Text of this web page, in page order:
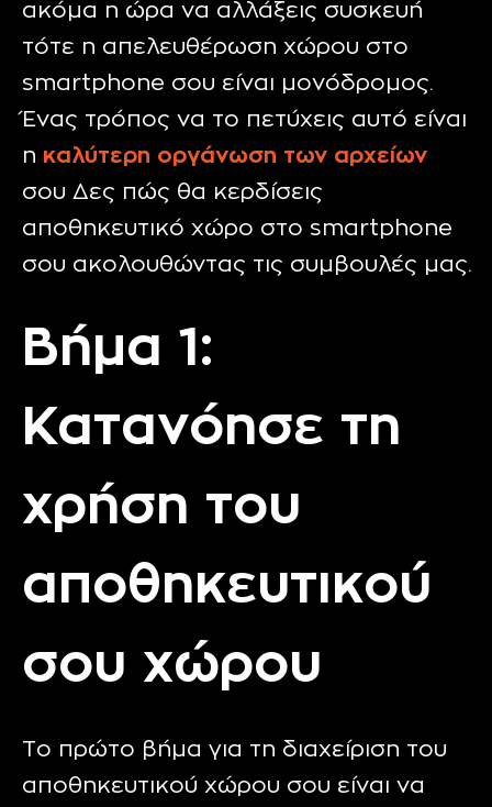
ακόμα η ώρα να αλλάξεις συσκευή
τότε η απελευθέρωση χώρου στο
smartphone σου είναι μονόδρομος.
Ένας τρόπος να το πετύχεις αυτό είναι
η καλύτερη οργάνωση των αρχείων
σου Δες πώς θα κερδίσεις
αποθηκευτικό χώρο στο smartphone
σου ακολουθώντας τις συμβουλές μας.
Βήμα 1:
Κατανόησε τη
χρήση του
αποθηκευτικού
σου χώρου
Το πρώτο βήμα για τη διαχείριση του
αποθηκευτικού χώρου σου είναι να